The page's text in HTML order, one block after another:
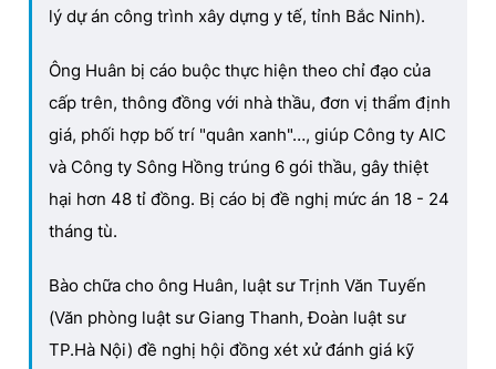
lý dự án công trình xây dựng y tế, tỉnh Bắc Ninh).
Ông Huân bị cáo buộc thực hiện theo chỉ đạo của
cấp trên, thông đồng với nhà thầu, đơn vị thẩm định
giá, phối hợp bố trí "quân xanh"…, giúp Công ty AIC
và Công ty Sông Hồng trúng 6 gói thầu, gây thiệt
hại hơn 48 tỉ đồng. Bị cáo bị đề nghị mức án 18 - 24
tháng tù.
Bào chữa cho ông Huân, luật sư Trịnh Văn Tuyến
(Văn phòng luật sư Giang Thanh, Đoàn luật sư
TP.Hà Nội) đề nghị hội đồng xét xử đánh giá kỹ